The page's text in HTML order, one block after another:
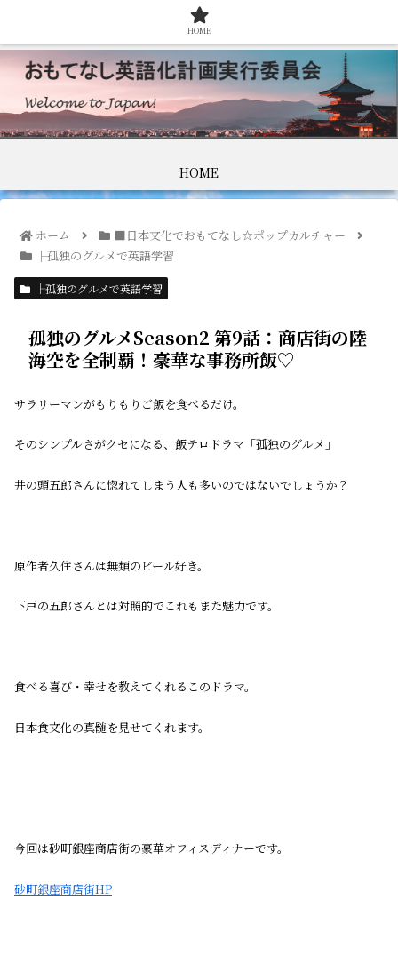
HOME
ホーム
■日本文化でおもてなし☆ポップカルチャー
├孤独のグルメで英語学習
├孤独のグルメで英語学習
孤独のグルメSeason2 第9話：商店街の陸
海空を全制覇！豪華な事務所飯♡
サラリーマンがもりもりご飯を食べるだけ。
そのシンプルさがクセになる、飯テロドラマ「孤独のグルメ」
井の頭五郎さんに惚れてしまう人も多いのではないでしょうか？
原作者久住さんは無類のビール好き。
下戸の五郎さんとは対照的でこれもまた魅力です。
食べる喜び・幸せを教えてくれるこのドラマ。
日本食文化の真髄を見せてくれます。
今回は砂町銀座商店街の豪華オフィスディナーです。
砂町銀座商店街HP
HOME